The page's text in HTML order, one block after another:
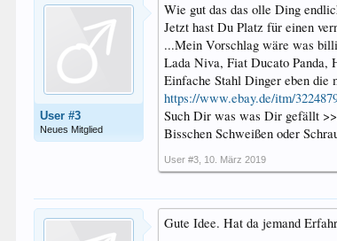
User #3
Neues Mitglied
Wie gut das das olle Ding
Jetzt hast Du Platz für einen
...Mein Vorschlag wäre was
Lada Niva, Fiat Ducato Panda,
Einfache Stahl Dinger eben die
https://www.ebay.de/itm/
Such Dir was was Dir gefällt
Bisschen Schweißen oder
User #3 10. März 2019
Gute Idee. Hat da jemand